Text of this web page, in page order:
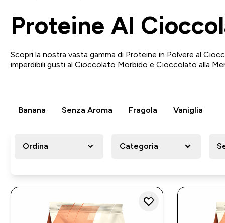
Proteine Al
Scopri la nostra vasta gamma di Proteine in Polvere al
imperdibili gusti al Cioccolato Morbido e Cioccolato alla
Banana Senza Aroma Fragola Vaniglia
Ordina Categoria